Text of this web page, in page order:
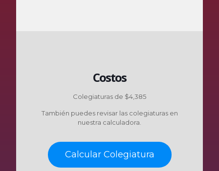
Costos
Colegiaturas de $4,385
También puedes revisar las colegiaturas en
nuestra calculadora.
Calcular Colegiatura